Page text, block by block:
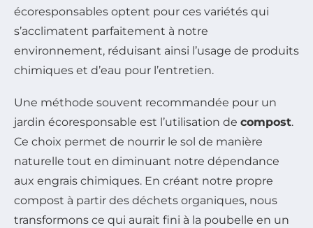
écoresponsables optent pour ces variétés qui
s’acclimatent parfaitement à notre
environnement, réduisant ainsi l’usage de produits
chimiques et d’eau pour l’entretien.
Une méthode souvent recommandée pour un
jardin écoresponsable est l’utilisation de compost.
Ce choix permet de nourrir le sol de manière
naturelle tout en diminuant notre dépendance
aux engrais chimiques. En créant notre propre
compost à partir des déchets organiques, nous
transformons ce qui aurait fini à la poubelle en un